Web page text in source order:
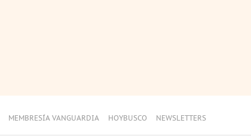
MEMBRESÍA VANGUARDIA HOYBUSCO NEWSLETTERS